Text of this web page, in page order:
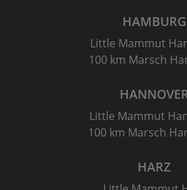
HAMBURG
Little Mammut
100 km Marsch
Little Mammut
100 km Marsch
HARZ